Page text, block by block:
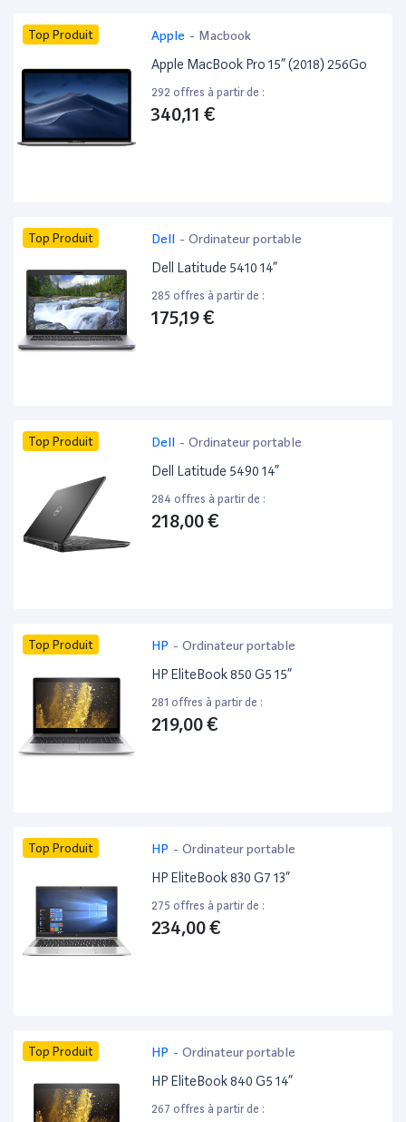
Top Produit Apple - Macbook
Apple MacBook Pro 15” (2018) 256Go
292 offres à partir de :
340,11 €
Top Produit Dell - Ordinateur portable
Dell Latitude 5410 14”
285 offres à partir de :
175,19 €
Top Produit Dell - Ordinateur portable
Dell Latitude 5490 14”
284 offres à partir de :
218,00 €
Top Produit HP - Ordinateur portable
HP EliteBook 850 G5 15”
281 offres à partir de :
219,00 €
Top Produit HP - Ordinateur portable
HP EliteBook 830 G7 13”
275 offres à partir de :
234,00 €
Top Produit HP - Ordinateur portable
HP EliteBook 840 G5 14”
267 offres à partir de :